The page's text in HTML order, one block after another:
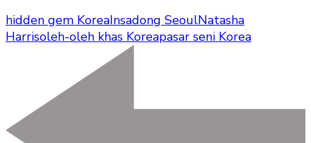
hidden gem KoreaInsadong SeoulNatasha
Harrisoleh-oleh khas Koreapasar seni Korea